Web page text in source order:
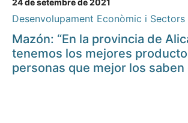
24 de setembre de 2021
Desenvolupament Econòmic i
Mazón: “En la provincia de
tenemos los mejores
personas que mejor los saben